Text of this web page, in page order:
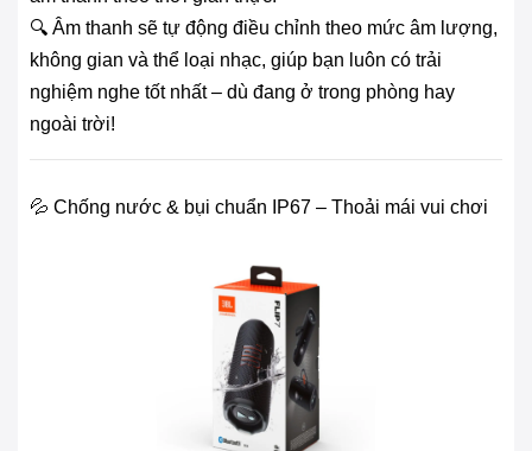
🔍 Âm thanh sẽ tự động điều chỉnh theo mức âm lượng,
không gian và thể loại nhạc, giúp bạn luôn có trải
nghiệm nghe tốt nhất – dù đang ở trong phòng hay
ngoài trời!
💦 Chống nước & bụi chuẩn IP67 – Thoải mái vui chơi